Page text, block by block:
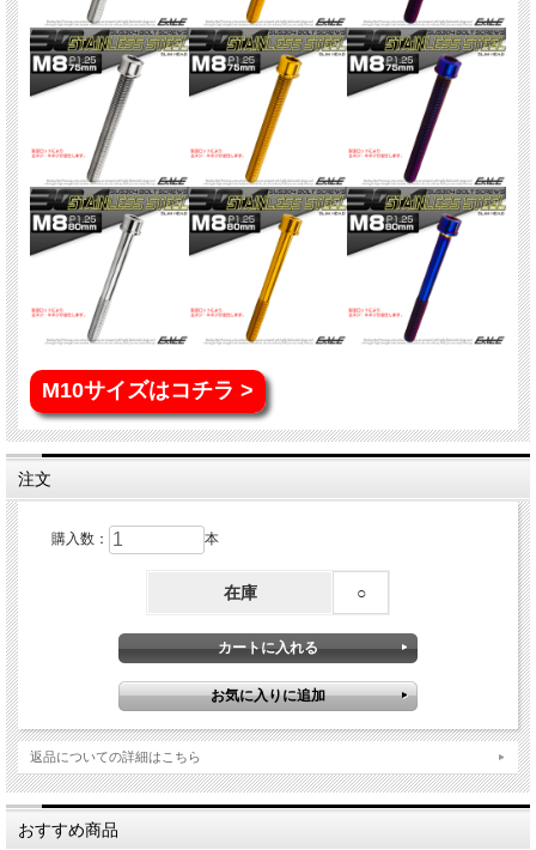
M10サイズはコチラ >
注文
購入数： 本
在庫 ○
返品についての詳細はこちら
おすすめ商品